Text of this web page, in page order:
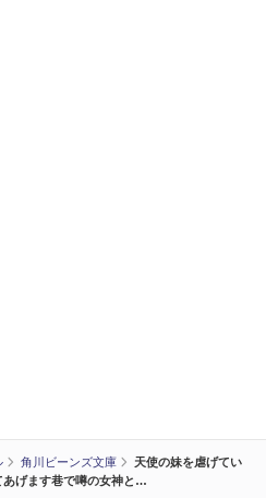
角川ビーンズ文庫
天使の妹を虐げてい
あげます巷で噂の女神と…